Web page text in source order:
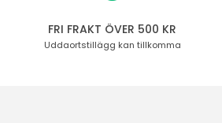
FRI FRAKT ÖVER 500 KR
Uddaortstillägg kan tillkomma